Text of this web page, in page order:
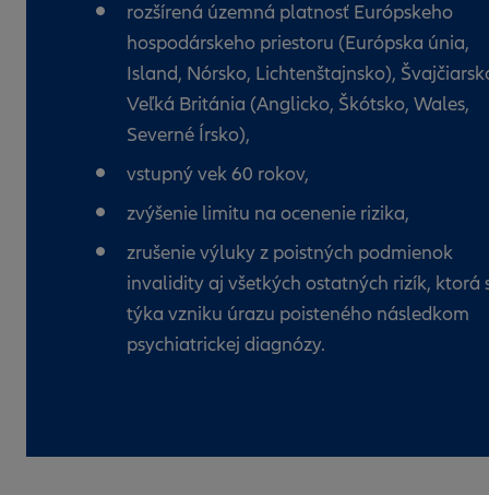
rozšírená územná platnosť Európskeho
hospodárskeho priestoru (Európska únia,
Island, Nórsko, Lichtenštajnsko),
Veľká Británia (Anglicko, Škótsko, Wales,
Severné Írsko),
vstupný vek 60 rokov,
zvýšenie limitu na ocenenie rizika,
zrušenie výluky z poistných podmienok
invalidity aj všetkých ostatných rizík, ktorá
týka vzniku úrazu poisteného následkom
psychiatrickej diagnózy.